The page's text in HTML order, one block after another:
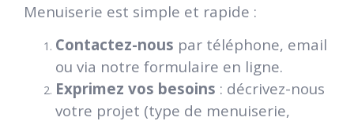
Menuiserie est simple et rapide :
Contactez-nous par téléphone, email
ou via notre formulaire en ligne.
Exprimez vos besoins : décrivez-nous
votre projet (type de menuiserie,